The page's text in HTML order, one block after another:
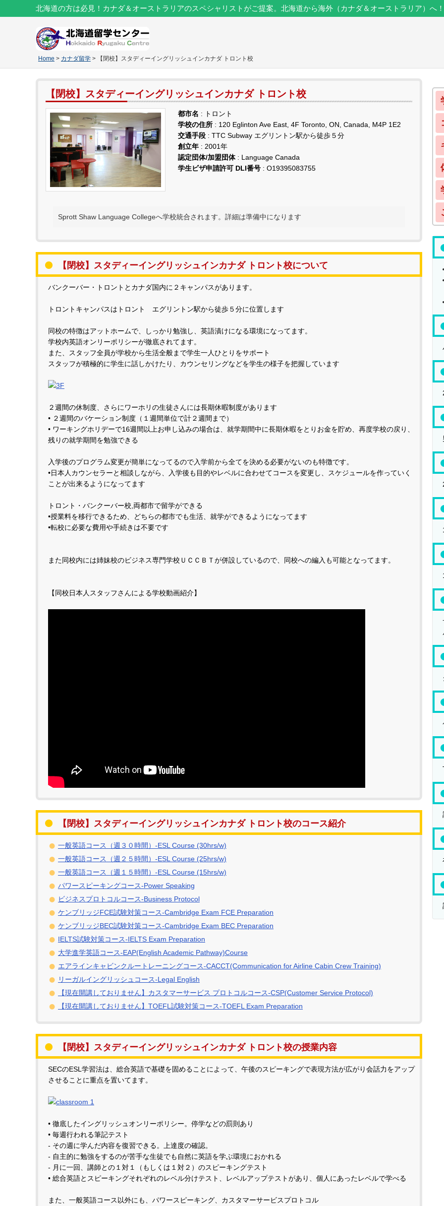
北海道の方は必見！カナダ＆オーストラリアのスペシャリストがご提案。北海道から海外（カナダ＆オーストラリア）へ！
Home > カナダ留学 > 【閉校】スタディーイングリッシュインカナダ トロント校
【閉校】スタディーイングリッシュインカナダ トロント校
都市名 : トロント
学校の住所 : 120 Eglinton Ave East, 4F Toronto, ON, Canada, M4P 1E2
交通手段 : TTC Subway エグリントン駅から徒歩５分
創立年 : 2001年
認定団体/加盟団体: Language Canada
学生ビザ申請許可 DLI番号 : O19395083755
Sprott Shaw Language Collegeへ学校統合されます。詳細は準備中になります
【閉校】スタディーイングリッシュインカナダ トロント校について
バンクーバー・トロントとカナダ国内に２キャンパスがあります。
トロントキャンパスはトロント エグリントン駅から徒歩５分に位置します
同校の特徴はアットホームで、しっかり勉強し、英語漬けになる環境になってます。
学校内英語オンリーポリシーが徹底されてます。
また、スタッフ全員が学校から生活全般まで学生一人ひとりをサポート
スタッフが積極的に学生に話しかけたり、カウンセリングなどを学生の様子を把握しています
２週間の休制度、さらにワーホリの生徒さんには長期休暇制度があります
• ２週間のバケーション制度（１週間単位で計２週間まで）
• ワーキングホリデーで16週間以上お申し込みの場合は、就学期間中に長期休暇をとりお金を貯め、再度学校の戻り、
残りの就学期間を勉強できる
入学後のプログラム変更が簡単になってるので入学前から全てを決める必要がないのも特徴です。
•日本人カウンセラーと相談しながら、入学後も目的やレベルに合わせてコースを変更し、スケジュールを作っていく
ことが出来るようになってます
トロント・バンクーバー校,両都市で留学ができる
•授業料を移行できるため、どちらの都市でも生活、就学ができるようになってます
•転校に必要な費用や手続きは不要です
また同校内には姉妹校のビジネス専門学校ＵＣＣＢＴが併設しているので、同校への編入も可能となってます。
【同校日本人スタッフさんによる学校動画紹介】
【閉校】スタディーイングリッシュインカナダ トロント校のコース紹介
一般英語コース（週３０時間）-ESL Course (30hrs/w)
一般英語コース（週２５時間）-ESL Course (25hrs/w)
一般英語コース（週１５時間）-ESL Course (15hrs/w)
パワースピーキングコース-Power Speaking
ビジネスプロトコルコース-Business Protocol
ケンブリッジFCE試験対策コース-Cambridge Exam FCE Preparation
ケンブリッジBEC試験対策コース-Cambridge Exam BEC Preparation
IELTS試験対策コース-IELTS Exam Preparation
大学進学英語コース-EAP(English Academic Pathway)Course
エアラインキャビンクルートレーニングコース-CACCT(Communication for Airline Cabin Crew Training)
リーガルイングリッシュコース-Legal English
【現在開講しておりません】カスタマーサービス プロトコルコース-CSP(Customer Service Protocol)
【現在開講しておりません】TOEFL試験対策コース-TOEFL Exam Preparation
【閉校】スタディーイングリッシュインカナダ トロント校の授業内容
SECのESL学習法は、総合英語で基礎を固めることによって、午後のスピーキングで表現方法が広がり会話力をアップ
させることに重点を置いてます。
• 徹底したイングリッシュオンリーポリシー。停学などの罰則あり
• 毎週行われる筆記テスト
- その週に学んだ内容を復習できる。上達度の確認。
- 自主的に勉強をするのが苦手な生徒でも自然に英語を学ぶ環境におかれる
- 月に一回、講師との１対１（もしくは１対２）のスピーキングテスト
• 総合英語とスピーキングそれぞれのレベル分けテスト、レベルアップテストがあり、個人にあったレベルで学べる
また、一般英語コース以外にも、パワースピーキング、カスタマーサービスプロトコル